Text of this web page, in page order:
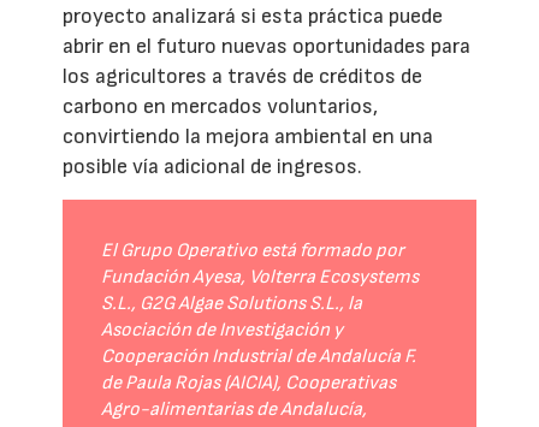
proyecto analizará si esta práctica puede
abrir en el futuro nuevas oportunidades para
los agricultores a través de créditos de
carbono en mercados voluntarios,
convirtiendo la mejora ambiental en una
posible vía adicional de ingresos.
El Grupo Operativo está formado por
Fundación Ayesa, Volterra Ecosystems
S.L., G2G Algae Solutions S.L., la
Asociación de Investigación y
Cooperación Industrial de Andalucía F.
de Paula Rojas (AICIA), Cooperativas
Agro-alimentarias de Andalucía,